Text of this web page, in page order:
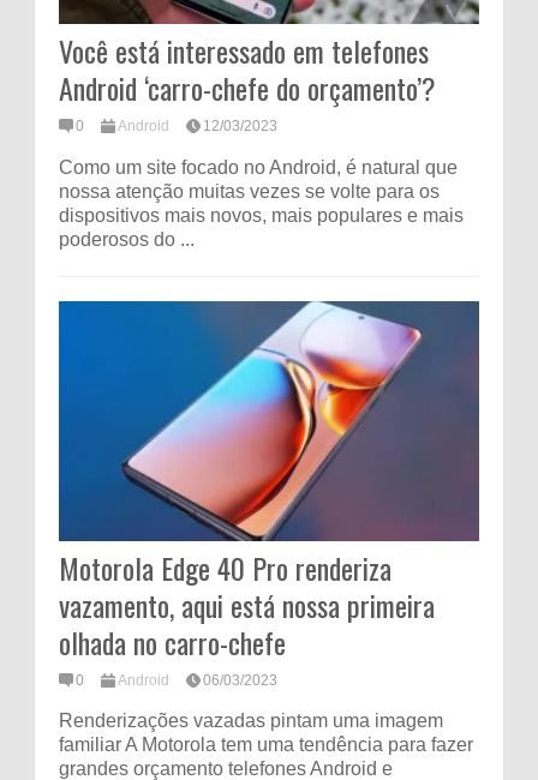
Você está interessado em telefones
Android ‘carro-chefe do orçamento’?
0 Android 12/03/2023
Como um site focado no Android, é natural que
nossa atenção muitas vezes se volte para os
dispositivos mais novos, mais populares e mais
poderosos do ...
Motorola Edge 40 Pro renderiza
vazamento, aqui está nossa primeira
olhada no carro-chefe
0 Android 06/03/2023
Renderizações vazadas pintam uma imagem
familiar A Motorola tem uma tendência para fazer
grandes orçamento telefones Android e